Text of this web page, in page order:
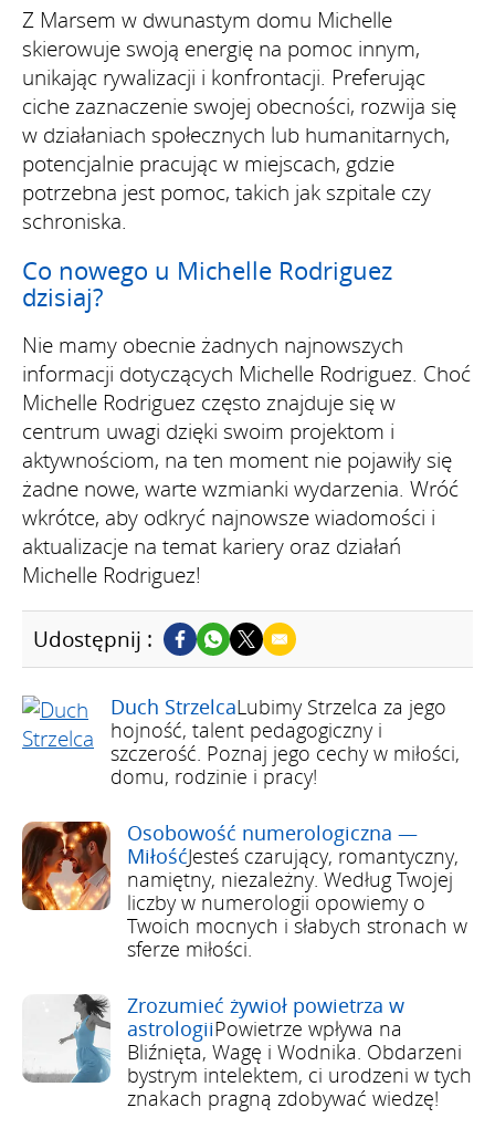
Z Marsem w dwunastym domu Michelle
skierowuje swoją energię na pomoc innym,
unikając rywalizacji i konfrontacji. Preferując
ciche zaznaczenie swojej obecności, rozwija się
w działaniach społecznych lub humanitarnych,
potencjalnie pracując w miejscach, gdzie
potrzebna jest pomoc, takich jak szpitale czy
schroniska.
Co nowego u Michelle Rodriguez
dzisiaj?
Nie mamy obecnie żadnych najnowszych
informacji dotyczących Michelle Rodriguez. Choć
Michelle Rodriguez często znajduje się w
centrum uwagi dzięki swoim projektom i
aktywnościom, na ten moment nie pojawiły się
żadne nowe, warte wzmianki wydarzenia. Wróć
wkrótce, aby odkryć najnowsze wiadomości i
aktualizacje na temat kariery oraz działań
Michelle Rodriguez!
Udostępnij :
Duch StrzelcaLubimy Strzelca za jego
hojność, talent pedagogiczny i
szczerość. Poznaj jego cechy w miłości,
domu, rodzinie i pracy!
Osobowość numerologiczna —
MiłośćJesteś czarujący, romantyczny,
namiętny, niezależny. Według Twojej
liczby w numerologii opowiemy o
Twoich mocnych i słabych stronach w
sferze miłości.
Zrozumieć żywioł powietrza w
astrologiiPowietrze wpływa na
Bliźnięta, Wagę i Wodnika. Obdarzeni
bystrym intelektem, ci urodzeni w tych
znakach pragną zdobywać wiedzę!